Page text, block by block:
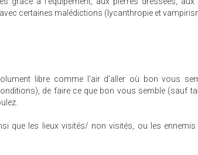
certaines malédictions (lycanthropie et
libre comme l'air d'aller où bon vous
de faire ce que bon vous semble (sauf
que les lieux visités/ non visités, ou les